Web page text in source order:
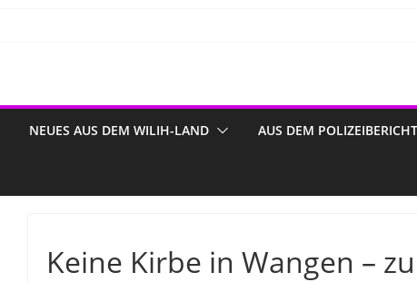
NEUES AUS DEM WILIH-LAND AUS DEM POLIZEIBERICHT
Keine Kirbe in Wangen –